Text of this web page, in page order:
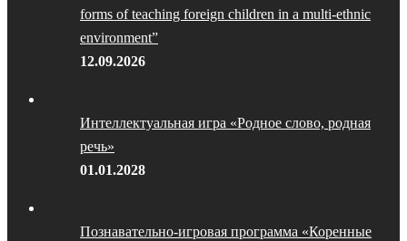
forms of teaching foreign children in a multi-ethnic
environment”
12.09.2026
Интеллектуальная игра «Родное слово, родная
речь»
01.01.2028
Познавательно-игровая программа «Коренные